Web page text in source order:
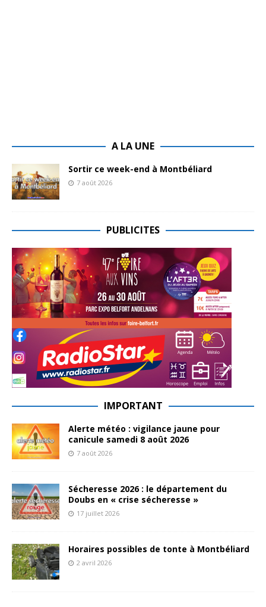
A LA UNE
Sortir ce week-end à Montbéliard
7 août 2026
PUBLICITES
IMPORTANT
Alerte météo : vigilance jaune pour
canicule samedi 8 août 2026
7 août 2026
Sécheresse 2026 : le département du
Doubs en « crise sécheresse »
17 juillet 2026
Horaires possibles de tonte à Montbéliard
2 avril 2026